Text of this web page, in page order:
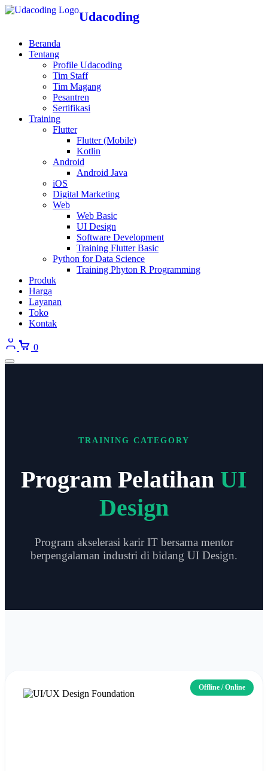
Udacoding
Beranda
Tentang
Profile Udacoding
Tim Staff
Tim Magang
Pesantren
Sertifikasi
Training
Flutter
Flutter (Mobile)
Kotlin
Android
Android Java
iOS
Digital Marketing
Web
Web Basic
UI Design
Software Development
Training Flutter Basic
Python for Data Science
Training Phyton R Programming
Produk
Harga
Layanan
Toko
Kontak
0
TRAINING CATEGORY
Program Pelatihan UI
Design
Program akselerasi karir IT bersama mentor
berpengalaman industri di bidang UI Design.
Offline / Online